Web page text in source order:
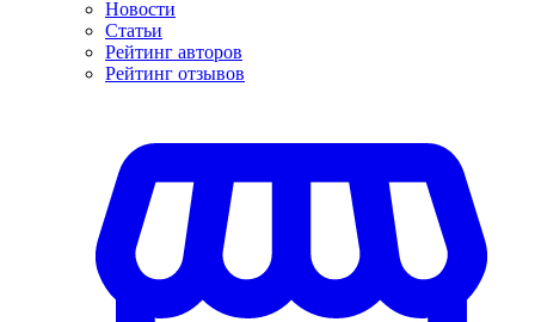
Новости
Статьи
Рейтинг авторов
Рейтинг отзывов